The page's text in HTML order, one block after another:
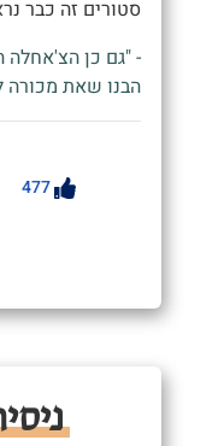
סטורים זה כבר
- "גם כן הצ'אחלה
הבנו שאת מכורה
477